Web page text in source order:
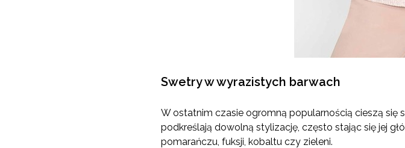
Swetry w wyrazistych barwach
W ostatnim czasie ogromną popularnością cieszą się
podkreślają dowolną stylizację, często stając się jej
pomarańczu, fuksji, kobaltu czy zieleni.